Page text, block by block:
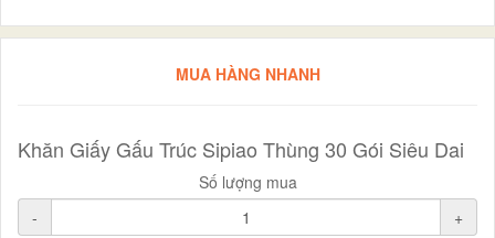
MUA HÀNG NHANH
Khăn Giấy Gấu Trúc Sipiao Thùng 30 Gói Siêu Dai
Số lượng mua
-
+